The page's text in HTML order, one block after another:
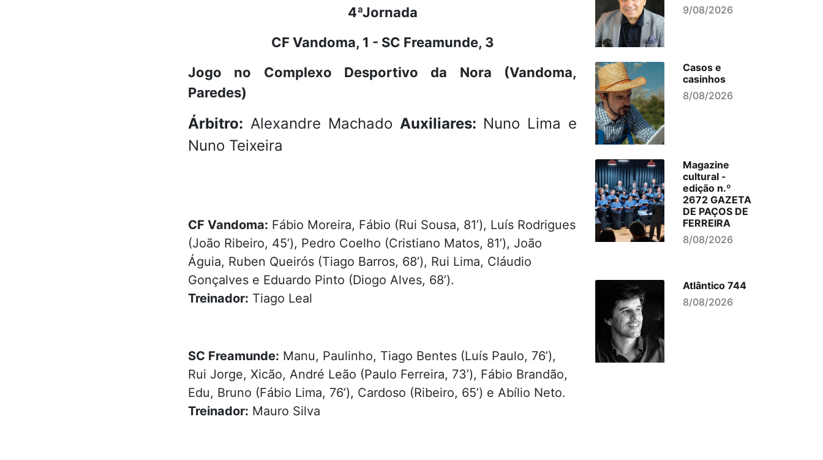
4ªJornada
CF Vandoma, 1 - SC Freamunde, 3
Jogo no Complexo Desportivo da Nora (Vandoma,
Paredes)
Árbitro: Alexandre Machado Auxiliares: Nuno Lima e
Nuno Teixeira
CF Vandoma: Fábio Moreira, Fábio (Rui Sousa, 81’), Luís Rodrigues
(João Ribeiro, 45’), Pedro Coelho (Cristiano Matos, 81’), João
Águia, Ruben Queirós (Tiago Barros, 68’), Rui Lima, Cláudio
Gonçalves e Eduardo Pinto (Diogo Alves, 68’).
Treinador: Tiago Leal
SC Freamunde: Manu, Paulinho, Tiago Bentes (Luís Paulo, 76’),
Rui Jorge, Xicão, André Leão (Paulo Ferreira, 73’), Fábio Brandão,
Edu, Bruno (Fábio Lima, 76’), Cardoso (Ribeiro, 65’) e Abílio Neto.
Treinador: Mauro Silva
9/08/2026
Casos e
casinhos
8/08/2026
Magazine
cultural -
edição n.º
2672 GAZETA
DE PAÇOS DE
FERREIRA
8/08/2026
Atlântico 744
8/08/2026